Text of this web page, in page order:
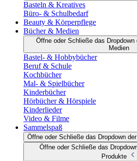
Basteln & Kreatives
Büro- & Schulbedarf
Beauty & Körperpflege
Bücher & Medien
Öffne oder Schließe das
Medien
Bastel- & Hobbybücher
Beruf & Schule
Kochbücher
Mal- & Spielbücher
Kinderbücher
Hörbücher & Hörspiele
Kinderlieder
Video & Filme
Sammelspaß
Öffne oder Schließe das Dropdown
Öffne oder Schließe das
Produkte